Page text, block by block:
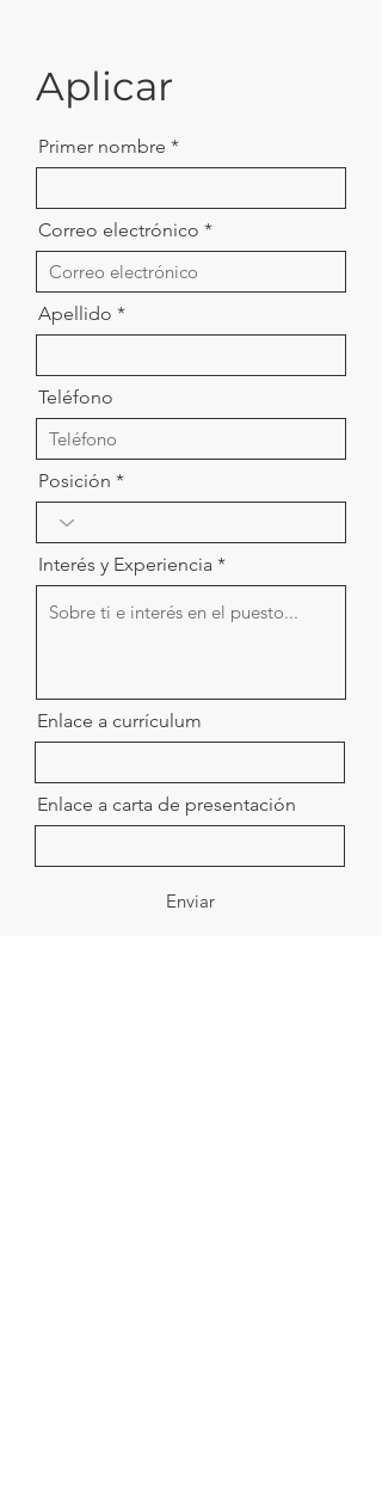
Aplicar
Primer nombre
Correo electrónico
Apellido
Teléfono
Posición
Interés y Experiencia
Enlace a currículum
Enlace a carta de presentación
Enviar